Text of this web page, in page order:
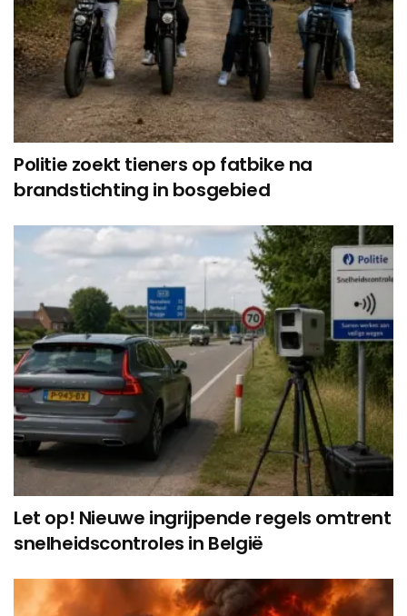
Politie zoekt tieners op fatbike na
brandstichting in bosgebied
Let op! Nieuwe ingrijpende regels omtrent
snelheidscontroles in België